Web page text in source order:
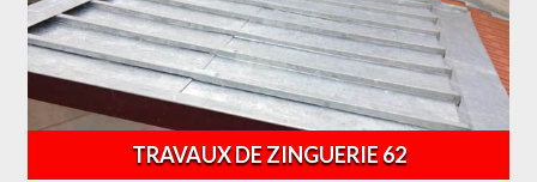
TRAVAUX DE ZINGUERIE 62